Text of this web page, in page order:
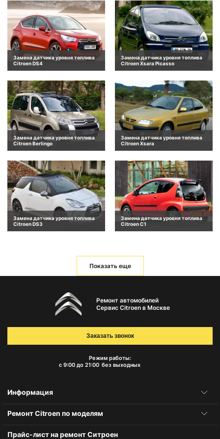
Замена датчика уровня топлива
Citroen DS4
Замена датчика уровня топлива
Citroen Xsara Picasso
Замена датчика уровня топлива
Citroen Berlingo
Замена датчика уровня топлива
Citroen Xsara
Замена датчика уровня топлива
Citroen DS3
Замена датчика уровня топлива
Citroen C1
Показать еще
Ремонт автомобилей
Сервис Citroen в Москве
Режим работы:
с 9:00 до 21:00 без выходных
Заказать звонок
Информация
Ремонт Citroen по моделям
Прайс-лист на ремонт Ситроен